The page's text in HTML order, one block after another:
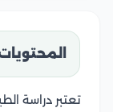
تعتبر دراسة